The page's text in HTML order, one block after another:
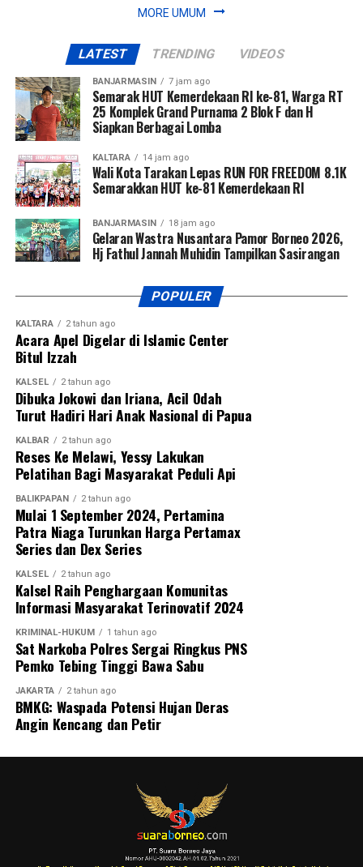
Kalsel. Ini terlihat dari jumlah kehadiran peserta yang lebih
dipenuhi pertanyaan dari peserta, bahkan hingga melewati
waktu pelaksanaan kegiatan yang direncanakan. [Ady/SB]
Views: 22
Bagikan ke
WhatsApp 0 Facebook 0
Messenger
MORE UMUM
LATEST TRENDING VIDEOS
BANJARMASIN 7 jam ago
Semarak HUT Kemerdekaan RI ke-81, Warga RT
25 Komplek Grand Purnama 2 Blok F dan H
Siapkan Berbagai Lomba
KALTARA 14 jam ago
Wali Kota Tarakan Lepas RUN FOR FREEDOM 8.1K
Semarakkan HUT ke-81 Kemerdekaan RI
BANJARMASIN 18 jam ago
Gelaran Wastra Nusantara Pamor Borneo 2026,
Hj Fathul Jannah Muhidin Tampilkan Sasirangan
POPULER
KALTARA 2 tahun ago
Acara Apel Digelar di Islamic Center
Bitul Izzah
KALSEL 2 tahun ago
Dibuka Jokowi dan Iriana, Acil Odah
Turut Hadiri Hari Anak Nasional di Papua
KALBAR 2 tahun ago
Reses Ke Melawi, Yessy Lakukan
Pelatihan Bagi Masyarakat Peduli Api
BALIKPAPAN 2 tahun ago
Mulai 1 September 2024, Pertamina
Patra Niaga Turunkan Harga Pertamax
Series dan Dex Series
KALSEL 2 tahun ago
Kalsel Raih Penghargaan Komunitas
Informasi Masyarakat Terinovatif 2024
KRIMINAL-HUKUM 1 tahun ago
Sat Narkoba Polres Sergai Ringkus PNS
Pemko Tebing Tinggi Bawa Sabu
JAKARTA 2 tahun ago
BMKG: Waspada Potensi Hujan Deras
Angin Kencang dan Petir